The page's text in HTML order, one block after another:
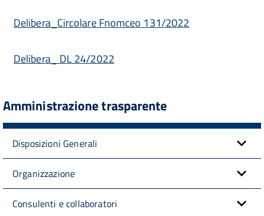
Delibera_Circolare Fnomceo 131/2022
Delibera_ DL 24/2022
Amministrazione trasparente
Disposizioni Generali
Organizzazione
Consulenti e collaboratori